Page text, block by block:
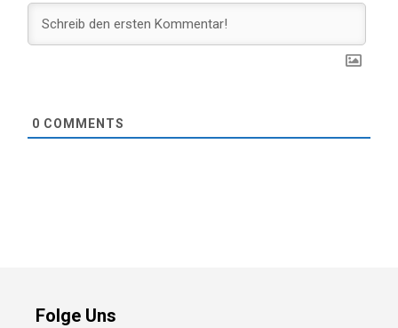
0 COMMENTS
Folge Uns